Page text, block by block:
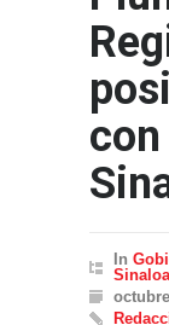
In
Sinaloa